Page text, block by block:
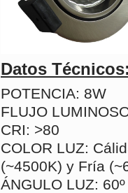
Datos
POTENCIA: 8W
FLUJO
CRI: >80
COLOR LUZ:
(~4500K) y Fría
ÁNGULO LUZ: 60º